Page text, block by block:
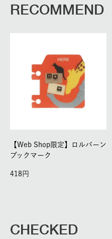
RECOMMEND
【Web Shop限定】ロルバーン
ブックマーク
418
CHECKED